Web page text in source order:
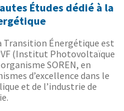
Études dédié à la
Transition Énergétique est
(Institut Photovoltaïque
SOREN, en
d’excellence dans le
et de l’industrie de